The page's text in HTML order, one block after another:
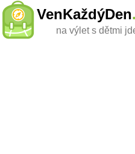
VenKaždýDen
na výlet s dětmi